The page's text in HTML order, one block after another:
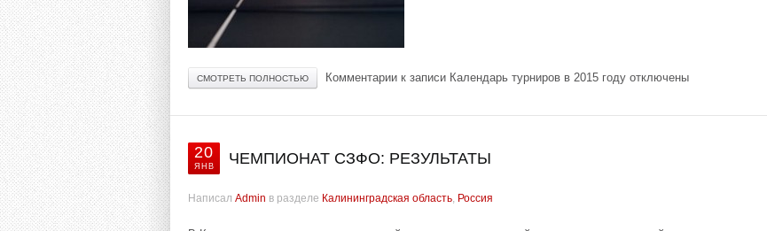
СМОТРЕТЬ ПОЛНОСТЬЮ Комментарии к записи Календарь турниров в 2015 году отключены
20
ЯНВ ЧЕМПИОНАТ СЗФО: РЕЗУЛЬТАТЫ
Написал Admin в разделе Калининградская область, Россия